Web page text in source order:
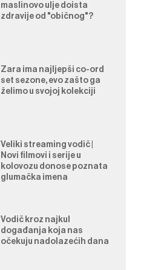
maslinovo ulje doista
zdravije od "običnog"?
Zara ima najljepši co-ord
set sezone, evo zašto ga
želimo u svojoj kolekciji
Veliki streaming vodič |
Novi filmovi i serije u
kolovozu donose poznata
glumačka imena
Vodič kroz najkul
događanja koja nas
očekuju nadolazećih dana